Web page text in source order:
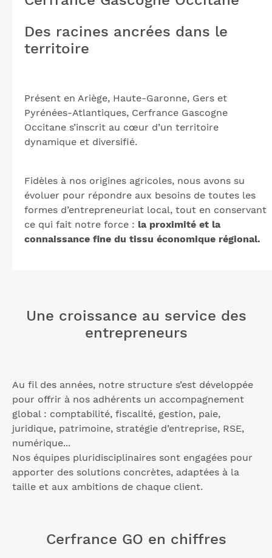
Des racines ancrées dans le
territoire
Présent en Ariège, Haute-Garonne, Gers et
Pyrénées-Atlantiques, Cerfrance Gascogne
Occitane s’inscrit au cœur d’un territoire
dynamique et diversifié.
Fidèles à nos origines agricoles, nous avons su
évoluer pour répondre aux besoins de toutes les
formes d’entrepreneuriat local, tout en conservant
ce qui fait notre force : la proximité et la
connaissance fine du tissu économique régional.
Une croissance au service des
entrepreneurs
Au fil des années, notre structure s’est développée
pour offrir à nos adhérents un accompagnement
global : comptabilité, fiscalité, gestion, paie,
juridique, patrimoine, stratégie d’entreprise, RSE,
numérique...
Nos équipes pluridisciplinaires sont engagées pour
apporter des solutions concrètes, adaptées à la
taille et aux ambitions de chaque client.
Cerfrance GO en chiffres